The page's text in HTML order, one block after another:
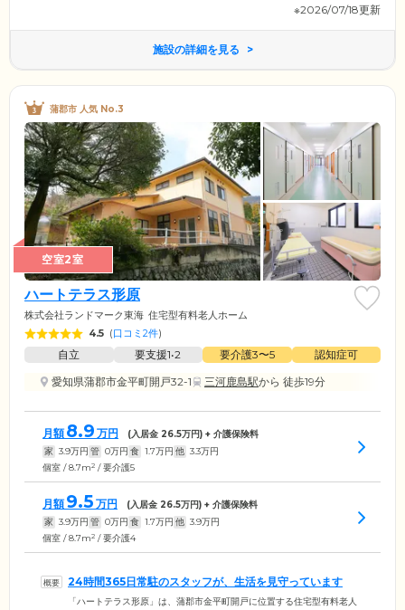
※2026/07/18更新
施設の詳細を見る
蒲郡市 人気 No.3
空室2室
ハートテラス形原
株式会社ランドマーク東海 住宅型有料老人ホーム
4.5 (口コミ2件)
自立 要支援1•2 要介護3〜5
認知症可
愛知県蒲郡市金平町開戸32-1
三河鹿島駅から 徒歩19分
月額 8.9 万円 (入居金 26.5万円) + 介護保険料
家 3.9万円 管 0万円 食 1.7万円 他 3.3万円
個室 / 8.7m2 / 要介護5
月額 9.5 万円 (入居金 26.5万円) + 介護保険料
家 3.9万円 管 0万円 食 1.7万円 他 3.9万円
個室 / 8.7m2 / 要介護4
24時間365日常駐のスタッフが、生活を見守っています
「ハートテラス形原」は、蒲郡市金平町開戸に位置する住宅型有料老人